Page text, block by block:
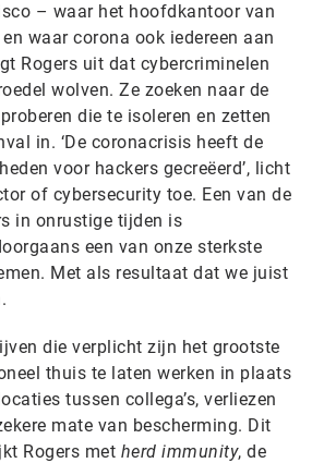
– waar het hoofdkantoor van
waar corona ook iedereen aan
Rogers uit dat cybercriminelen
wolven. Ze zoeken naar de
die te isoleren en zetten
in. ‘De coronacrisis heeft de
voor hackers gecreëerd’, licht
of cybersecurity toe. Een van de
in onrustige tijden is
een van onze sterkste
Met als resultaat dat we juist
die verplicht zijn het grootste
thuis te laten werken in plaats
tussen collega’s, verliezen
mate van bescherming. Dit
Rogers met herd immunity, de